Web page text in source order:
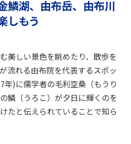
鱗湖、由布岳、由布川
しもう
美しい景色を眺めたり、散歩を
流れる由布院を代表するスポッ
年)に儒学者の毛利空桑（もうり
鱗（うろこ）が夕日に輝くのを
たと伝えられていることで知ら